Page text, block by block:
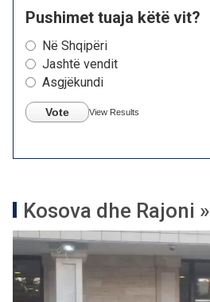
Pushimet tuaja këtë vit?
Në Shqipëri
Jashtë vendit
Asgjëkundi
Vote View Results
Kosova dhe Rajoni »